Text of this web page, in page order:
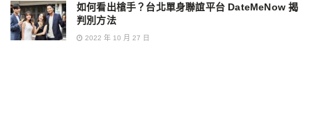
如何看出槍手？台北單身聯誼平台 DateMeNow 揭
判別方法
2022 年 10 月 27 日